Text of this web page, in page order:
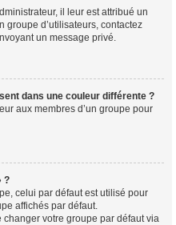
il leur est attribué un
groupe d’utilisateurs, contactez
un message privé.
dans une couleur différente ?
aux membres d’un groupe pour
?
celui par défaut est utilisé pour
affichés par défaut.
changer votre groupe par défaut via